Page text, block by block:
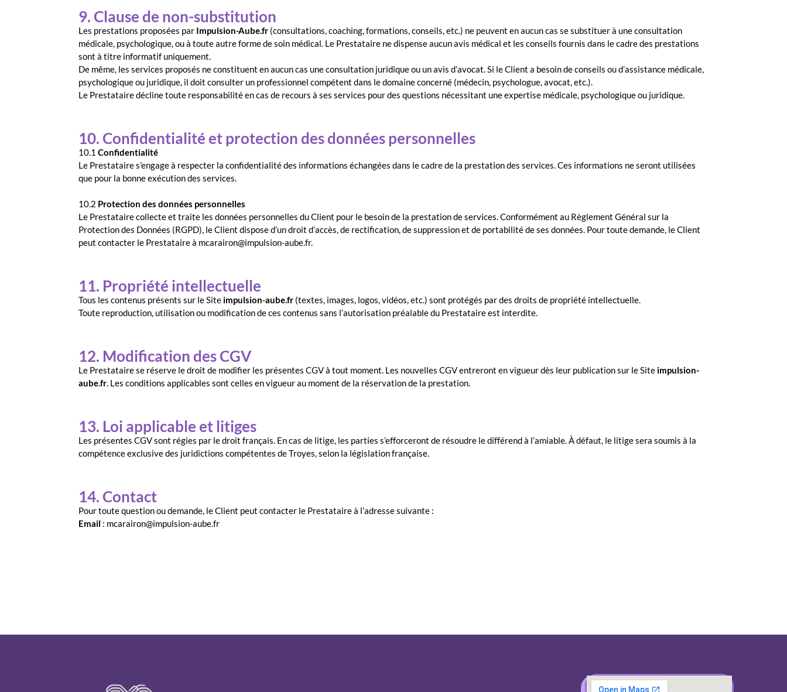
9. Clause de non-substitution
Les prestations proposées par Impulsion-Aube.fr (consultations, coaching, formations, conseils, etc.) ne peuvent en aucun cas se substituer à une consultation
médicale, psychologique, ou à toute autre forme de soin médical. Le Prestataire ne dispense aucun avis médical et les conseils fournis dans le cadre des prestations
sont à titre informatif uniquement.
De même, les services proposés ne constituent en aucun cas une consultation juridique ou un avis d’avocat. Si le Client a besoin de conseils ou d’assistance médicale,
psychologique ou juridique, il doit consulter un professionnel compétent dans le domaine concerné (médecin, psychologue, avocat, etc.).
Le Prestataire décline toute responsabilité en cas de recours à ses services pour des questions nécessitant une expertise médicale, psychologique ou juridique.
10. Confidentialité et protection des données personnelles
10.1Confidentialité
Le Prestataire s’engage à respecter la confidentialité des informations échangées dans le cadre de la prestation des services. Ces informations ne seront utilisées
que pour la bonne exécution des services.
10.2 Protection des données personnelles
Le Prestataire collecte et traite les données personnelles du Client pour le besoin de la prestation de services. Conformément au Règlement Général sur la
Protection des Données (RGPD), le Client dispose d’un droit d’accès, de rectification, de suppression et de portabilité de ses données. Pour toute demande, le Client
peut contacter le Prestataire à mcarairon@impulsion-aube.fr.
11. Propriété intellectuelle
Tous les contenus présents sur le Site impulsion-aube.fr (textes, images, logos, vidéos, etc.) sont protégés par des droits de propriété intellectuelle.
Toute reproduction, utilisation ou modification de ces contenus sans l’autorisation préalable du Prestataire est interdite.
12. Modification des CGV
Le Prestataire se réserve le droit de modifier les présentes CGV à tout moment. Les nouvelles CGV entreront en vigueur dès leur publication sur le Site impulsion-
aube.fr . Les conditions applicables sont celles en vigueur au moment de la réservation de la prestation.
13. Loi applicable et litiges
Les présentes CGV sont régies par le droit français. En cas de litige, les parties s’efforceront de résoudre le différend à l’amiable. À défaut, le litige sera soumis à la
compétence exclusive des juridictions compétentes de Troyes, selon la législation française.
14. Contact
Pour toute question ou demande, le Client peut contacter le Prestataire à l’adresse suivante :
Email : mcarairon@impulsion-aube.fr